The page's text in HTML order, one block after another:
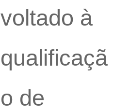
voltado à
qualificaçã
o de